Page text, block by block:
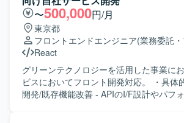
〜500,000円/月
東京都
フロントエンドエンジニア(業務委託
React
グリーンテクノロジーを活用した事業に
ビスにおいてフロント開発対応。 ・具体
開発/既存機能改善 - APIのI/F設計やパフ